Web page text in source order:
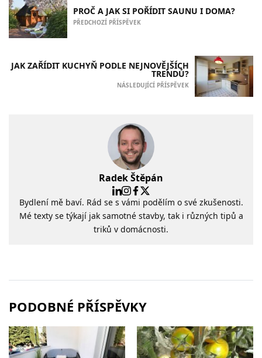
PROČ A JAK SI POŘÍDIT SAUNU I DOMA?
PŘEDCHOZÍ PŘÍSPĚVEK
JAK ZAŘÍDIT KUCHYŇ PODLE NEJNOVĚJŠÍCH
TRENDŮ?
NÁSLEDUJÍCÍ PŘÍSPĚVEK
Radek Štěpán
Bydlení mě baví. Rád se s vámi podělím o své zkušenosti.
Mé texty se týkají jak samotné stavby, tak i různých tipů a
triků v domácnosti.
PODOBNÉ PŘÍSPĚVKY